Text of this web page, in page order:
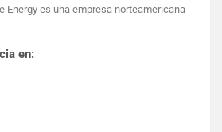
Energy es una empresa norteamericana
en: